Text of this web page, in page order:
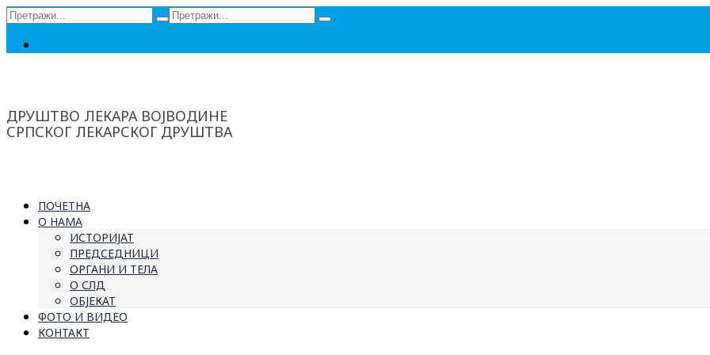
Сеарцх
фор:
Сеарцх
фор:
ДРУШТВО ЛЕКАРА ВОЈВОДИНЕ
СРПСКОГ ЛЕКАРСКОГ ДРУШТВА
ПОЧЕТНА
О НАМА
ИСТОРИЈАТ
ПРЕДСЕДНИЦИ
ОРГАНИ И ТЕЛА
О СЛД
ОБЈЕКАТ
ФОТО И ВИДЕО
КОНТАКТ